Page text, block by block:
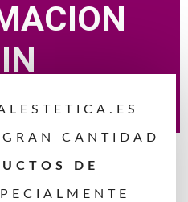
CANTIDAD
DE